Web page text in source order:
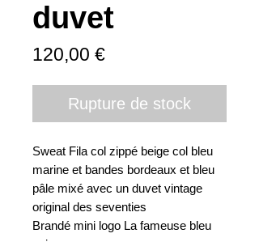
duvet
120,00 €Prix
Rupture de stock
Sweat Fila col zippé beige col bleu
marine et bandes bordeaux et bleu
pâle mixé avec un duvet vintage
original des seventies
Brandé mini logo La fameuse bleu